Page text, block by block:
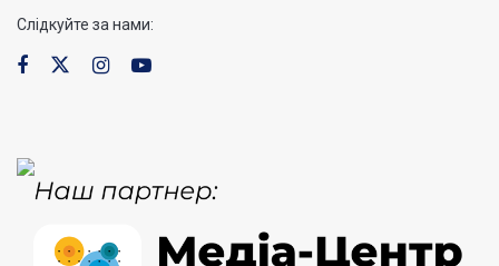
Слідкуйте за нами: